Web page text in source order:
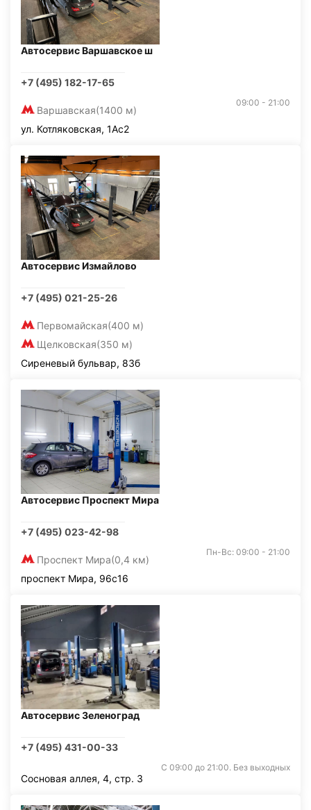
Автосервис Варшавское ш
+7 (495) 182-17-65
Варшавская(1400 м)
09:00 - 21:00
ул. Котляковская, 1Ас2
Автосервис Измайлово
+7 (495) 021-25-26
Первомайская(400 м)
Щелковская(350 м)
Сиреневый бульвар, 83б
Автосервис Проспект Мира
+7 (495) 023-42-98
Проспект Мира(0,4 км)
Пн-Вс: 09:00 - 21:00
проспект Мира, 96с16
Автосервис Зеленоград
+7 (495) 431-00-33
С 09:00 до 21:00. Без выходных
Сосновая аллея, 4, стр. 3